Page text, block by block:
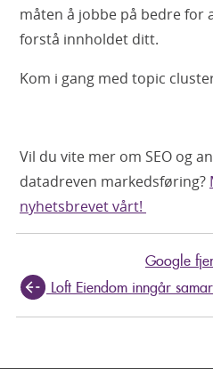
måten å jobbe på bedre for
forstå innholdet ditt.
Kom i gang med topic
Vil du vite mer om SEO og
datadreven markedsføring?
nyhetsbrevet vårt!
Google
Loft Eiendom inngår